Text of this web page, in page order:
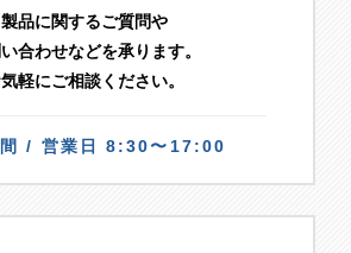
製品に関するご質問や
合わせなどを承ります。
軽にご相談ください。
間 / 営業日 8:30〜17:00